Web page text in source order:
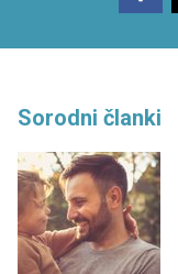
Sorodni članki